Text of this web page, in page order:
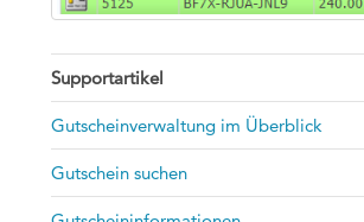
Supportartikel
Gutscheinverwaltung im Überblick
Gutschein suchen